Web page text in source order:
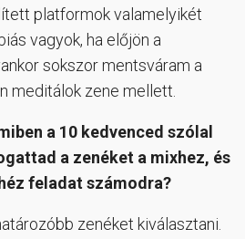
platformok valamelyikét
vagyok, ha előjön a
sokszor mentsváram a
meditálok zene mellett.
a 10 kedvenced szólal
a zenéket a mixhez, és
feladat számodra?
zenéket kiválasztani.